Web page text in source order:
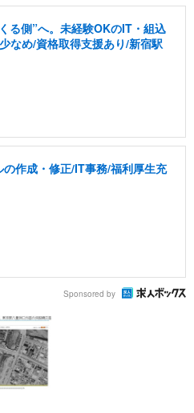
る側”へ。未経験OKのIT・組込
なめ/資格取得支援あり/新宿駅
の作成・修正/IT事務/福利厚生充
Sponsored by